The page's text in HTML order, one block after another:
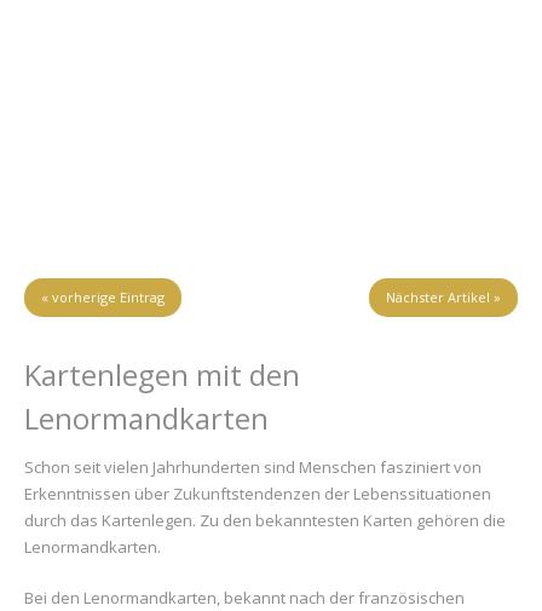
« vorherige Eintrag Nächster Artikel »
Kartenlegen mit den
Lenormandkarten
Schon seit vielen Jahrhunderten sind Menschen fasziniert von
Erkenntnissen über Zukunftstendenzen der Lebenssituationen
durch das Kartenlegen. Zu den bekanntesten Karten gehören die
Lenormandkarten.
Bei den Lenormandkarten, bekannt nach der französischen